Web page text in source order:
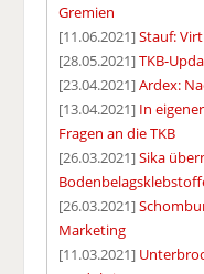
Gremien
[11.06.2021]Stauf:
[28.05.2021]TKB-
[23.04.2021]Ardex:
[13.04.2021] In
Fragen an die TKB
[26.03.2021]Sika
[26.03.2021]
Marketing
[11.03.2021]